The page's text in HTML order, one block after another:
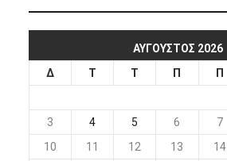
ΑΎΓΟΥΣΤΟΣ 2026
Δ
Τ Τ Π Π
3
4 5 6 7
10
11 12 13 14